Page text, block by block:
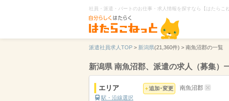
社員・派遣・パートのお仕事・求人情報を探すなら【はたらこ
派遣社員求人TOP > 新潟県(21,360件) > 南魚沼郡の一覧
新潟県 南魚沼郡、派遣の求人（募集）
エリア
駅・沿線選択
追加･変更 南魚沼郡